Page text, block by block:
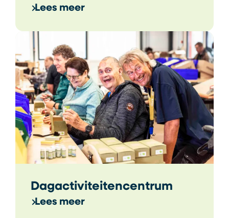
Lees meer
Dagactiviteitencentrum
Lees meer